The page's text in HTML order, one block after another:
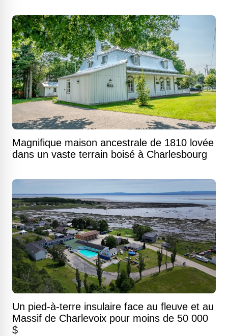
Magnifique maison ancestrale de 1810 lovée
dans un vaste terrain boisé à Charlesbourg
Un pied-à-terre insulaire face au fleuve et au
Massif de Charlevoix pour moins de 50 000
$